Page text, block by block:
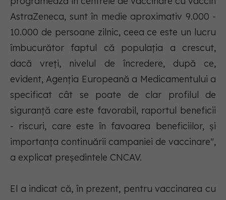
AstraZeneca, sunt în medie aproximativ 9.000 -
10.000 de persoane zilnic, ceea ce este un lucru
îmbucurător faptul că populaţia a crescut,
dacă vreţi, nivelul de încredere, după ce,
evident, Agenţia Europeană a Medicamentului a
specificat cât se poate de clar profilul de
siguranţă care este favorabil, raportul beneficii
- riscuri, care este în favoarea beneficiilor, şi
importanţa continuării campaniei de vaccinare",
a explicat preşedintele CNCAV.
El a indicat că, în prezent, pentru vaccinarea cu